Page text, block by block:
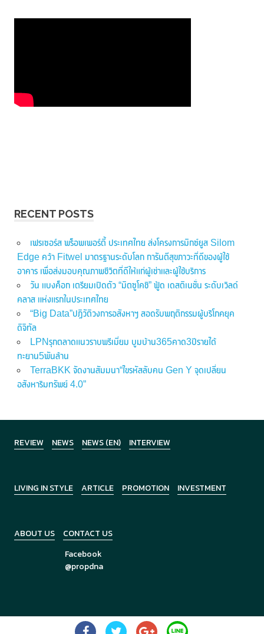
RECENT POSTS
เฟรเซอร์ส พร็อพเพอร์ตี้ ประเทศไทย ส่งโครงการมิกซ์ยูส Silom
Edge คว้า Fitwel มาตรฐานระดับโลก การันตีสุขภาวะที่ดีของผู้ใช้
อาคาร เพื่อส่งมอบคุณภาพชีวิตที่ดีให้แก่ผู้เช่าและผู้ใช้บริการ
วัน แบงค็อก เตรียมเปิดตัว “มิตซูโคชิ” ฟู้ด เดสติเนชั่น ระดับเวิลด์
คลาส แห่งแรกในประเทศไทย
“Big Data”ปฏิวัติวงการอสังหาฯ สอดรับพฤติกรรมผู้บริโภคยุค
ดิจิทัล
LPNรุกตลาดแนวราบพรีเมี่ยม บูมบ้าน365คาด3ปีรายได้
ทะยาน5พันล้าน
TerraBKK จัดงานสัมมนา“ไขรหัสลับคน Gen Y จุดเปลี่ยน
อสังหาริมทรัพย์ 4.0”
REVIEW NEWS NEWS (EN) INTERVIEW
LIVING IN STYLE ARTICLE PROMOTION INVESTMENT
ABOUT US
CONTACT US
Facebook
@propdna
Copyright © 2026PropDNAAll Rights Reserved.